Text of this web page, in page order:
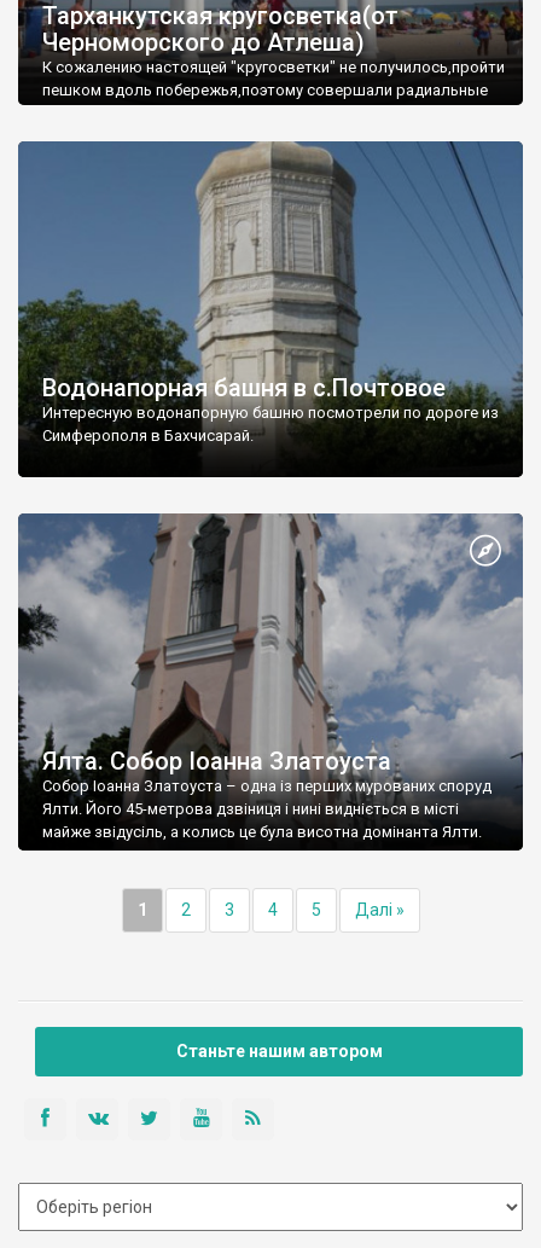
Тарханкутская кругосветка(от
Черноморского до Атлеша)
К сожалению настоящей "кругосветки" не получилось,пройти
пешком вдоль побережья,поэтому совершали радиальные
Водонапорная башня в с.Почтовое
Интересную водонапорную башню посмотрели по дороге из
Симферополя в Бахчисарай.
Ялта. Собор Іоанна Златоуста
Собор Іоанна Златоуста – одна із перших мурованих споруд
Ялти. Його 45-метрова дзвіниця і нині видніється в місті
майже звідусіль, а колись це була висотна домінанта Ялти.
1 2 3 4 5 Далі »
Станьте нашим автором